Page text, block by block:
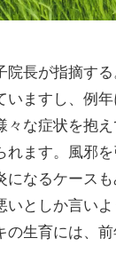
院長が指摘す
いますし、例
な症状を抱
れます。風邪
なるケース
としか言い
生育には、